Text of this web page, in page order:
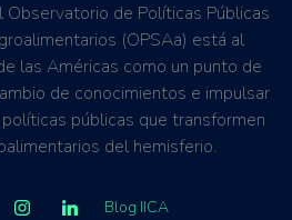
de Políticas Públicas
(OPSAa) está al
las Américas como un punto de
de conocimientos e impulsar
públicas que transformen
del hemisferio.
Blog IICA